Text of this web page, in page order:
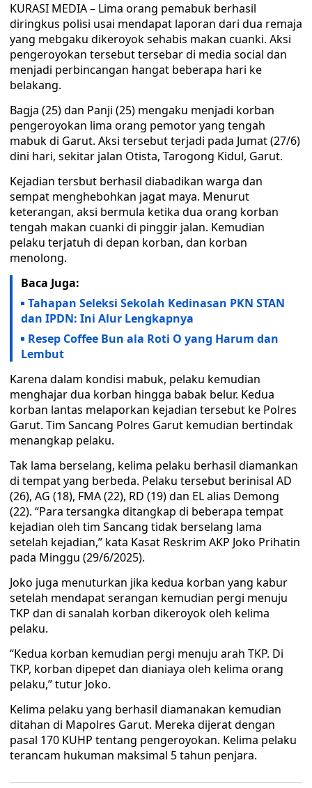
KURASI MEDIA – Lima orang pemabuk berhasil
diringkus polisi usai mendapat laporan dari dua remaja
yang mebgaku dikeroyok sehabis makan cuanki. Aksi
pengeroyokan tersebut tersebar di media social dan
menjadi perbincangan hangat beberapa hari ke
belakang.
Bagja (25) dan Panji (25) mengaku menjadi korban
pengeroyokan lima orang pemotor yang tengah
mabuk di Garut. Aksi tersebut terjadi pada Jumat (27/6)
dini hari, sekitar jalan Otista, Tarogong Kidul, Garut.
Kejadian tersbut berhasil diabadikan warga dan
sempat menghebohkan jagat maya. Menurut
keterangan, aksi bermula ketika dua orang korban
tengah makan cuanki di pinggir jalan. Kemudian
pelaku terjatuh di depan korban, dan korban
menolong.
Baca Juga:
Tahapan Seleksi Sekolah Kedinasan PKN STAN
dan IPDN: Ini Alur Lengkapnya
Resep Coffee Bun ala Roti O yang Harum dan
Lembut
Karena dalam kondisi mabuk, pelaku kemudian
menghajar dua korban hingga babak belur. Kedua
korban lantas melaporkan kejadian tersebut ke Polres
Garut. Tim Sancang Polres Garut kemudian bertindak
menangkap pelaku.
Tak lama berselang, kelima pelaku berhasil diamankan
di tempat yang berbeda. Pelaku tersebut berinisal AD
(26), AG (18), FMA (22), RD (19) dan EL alias Demong
(22). “Para tersangka ditangkap di beberapa tempat
kejadian oleh tim Sancang tidak berselang lama
setelah kejadian,” kata Kasat Reskrim AKP Joko Prihatin
pada Minggu (29/6/2025).
Joko juga menuturkan jika kedua korban yang kabur
setelah mendapat serangan kemudian pergi menuju
TKP dan di sanalah korban dikeroyok oleh kelima
pelaku.
“Kedua korban kemudian pergi menuju arah TKP. Di
TKP, korban dipepet dan dianiaya oleh kelima orang
pelaku,” tutur Joko.
Kelima pelaku yang berhasil diamanakan kemudian
ditahan di Mapolres Garut. Mereka dijerat dengan
pasal 170 KUHP tentang pengeroyokan. Kelima pelaku
terancam hukuman maksimal 5 tahun penjara.